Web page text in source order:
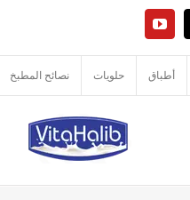
YouTube
أطباق حلويات نصائح المطبخ